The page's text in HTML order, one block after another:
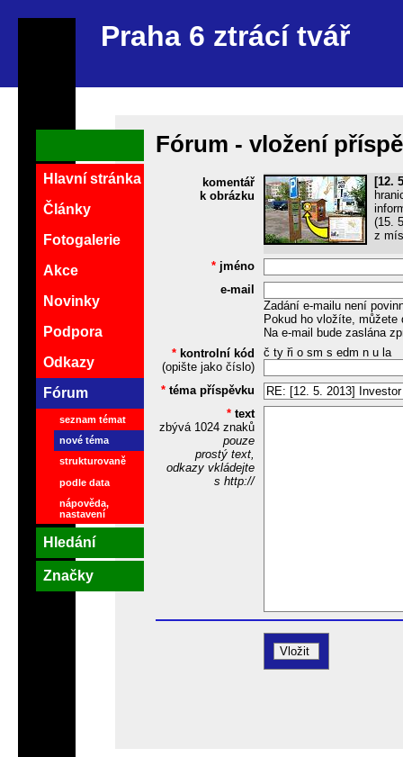
Praha 6 ztrácí tvář
Fórum - vložení
komentář
k obrázku
[12.
(15.
z
* jméno
e-mail
Zadání e-mailu není
Pokud ho vložíte,
Na e-mail bude zaslána
* kontrolní kód
(opište jako číslo)
č ty ři o sm s edm n u la
* téma příspěvku
* text
zbývá 1024znaků
pouze
prostý text,
odkazy vkládejte
s http://
Hlavní stránka
Články
Fotogalerie
Akce
Novinky
Podpora
Odkazy
Fórum
seznam témat
nové téma
strukturovaně
podle data
nápověda,
nastavení
Hledání
Značky